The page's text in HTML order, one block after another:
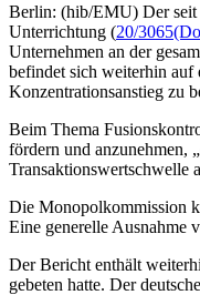
Berlin: (hib/EMU) Der seit
Unterrichtung (20/3065
Unternehmen an der
befindet sich weiterhin auf
Konzentrationsanstieg zu
Beim Thema
fördern und anzunehmen,
Transaktionswertschwelle
Die Monopolkommission
Eine generelle Ausnahme
Der Bericht enthält
gebeten hatte. Der